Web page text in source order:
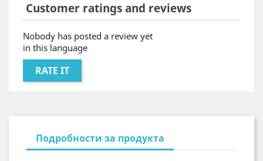
Customer ratings and reviews
Nobody has posted a review yet
in this language
RATE IT
Подробности за продукта